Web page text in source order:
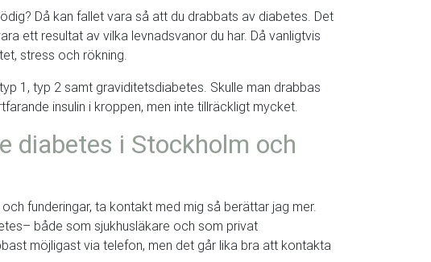
Då kan fallet vara så att du drabbats av diabetes. Det
ett resultat av vilka levnadsvanor du har. Då vanligtvis
stress och rökning.
1, typ 2 samt graviditetsdiabetes. Skulle man drabbas
insulin i kroppen, men inte tillräckligt mycket.
diabetes i Stockholm och
funderingar, ta kontakt med mig så berättar jag mer.
både som sjukhusläkare och som privat
möjligast via telefon, men det går lika bra att kontakta